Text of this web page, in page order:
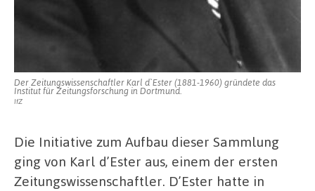
Der Zeitungswissenschaftler Karl d`Ester (1881-1960) gründete das
Institut für Zeitungsforschung in Dortmund.
IfZ
Die Initiative zum Aufbau dieser Sammlung
ging von Karl d’Ester aus, einem der ersten
Zeitungswissenschaftler. D’Ester hatte in